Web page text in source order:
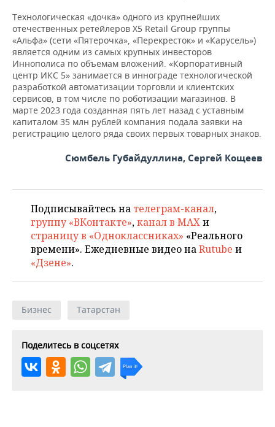
Технологическая «дочка» одного из крупнейших
отечественных ретейлеров X5 Retail Group группы
«Альфа» (сети «Пятерочка», «Перекресток» и «Карусель»)
является одним из самых крупных инвесторов
Иннополиса по объемам вложений. «Корпоративный
центр ИКС 5» занимается в иннограде технологической
разработкой автоматизации торговли и клиентских
сервисов, в том числе по роботизации магазинов. В
марте 2023 года созданная пять лет назад с уставным
капиталом 35 млн рублей компания подала заявки на
регистрацию целого ряда своих первых товарных знаков.
Сюмбель Губайдуллина, Сергей Кощеев
Подписывайтесь на телеграм-канал,
группу «ВКонтакте»,канал в MAXи
страницу в «Одноклассниках» «Реального
времени». Ежедневные видео наRutube и
«Дзене».
Бизнес Татарстан
Поделитесь в соцсетях